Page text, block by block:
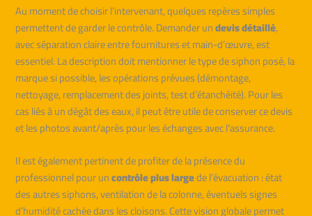
Au moment de choisir l’intervenant, quelques repères simples
permettent de garder le contrôle. Demander undevis détaillé,
avec séparation claire entre fournitures et main-d’œuvre, est
essentiel. La description doit mentionner le type de siphon posé, la
marque si possible, les opérations prévues (démontage,
nettoyage, remplacement des joints, test d’étanchéité). Pour les
cas liés à un dégât des eaux, il peut être utile de conserver ce devis
et les photos avant/après pour les échanges avec l’assurance.
Il est également pertinent de profiter de la présence du
professionnel pour uncontrôle plus largede l’évacuation : état
des autres siphons, ventilation de la colonne, éventuels signes
d’humidité cachée dans les cloisons. Cette vision globale permet